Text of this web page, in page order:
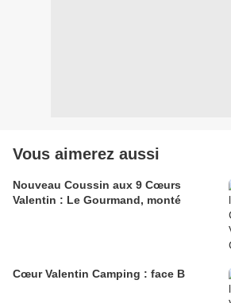
Vous aimerez aussi
Nouveau Coussin aux 9 Cœurs
Valentin : Le Gourmand, monté
Cœur Valentin Camping : face B